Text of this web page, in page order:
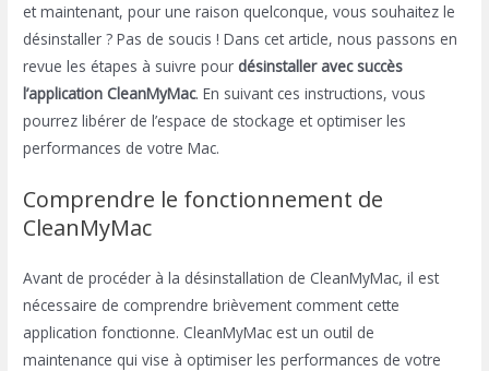
et maintenant, pour une raison quelconque, vous souhaitez le
désinstaller ? Pas de soucis ! Dans cet article, nous passons en
revue les étapes à suivre pour désinstaller avec succès
l’application CleanMyMac. En suivant ces instructions, vous
pourrez libérer de l’espace de stockage et optimiser les
performances de votre Mac.
Comprendre le fonctionnement de
CleanMyMac
Avant de procéder à la désinstallation de CleanMyMac, il est
nécessaire de comprendre brièvement comment cette
application fonctionne. CleanMyMac est un outil de
maintenance qui vise à optimiser les performances de votre